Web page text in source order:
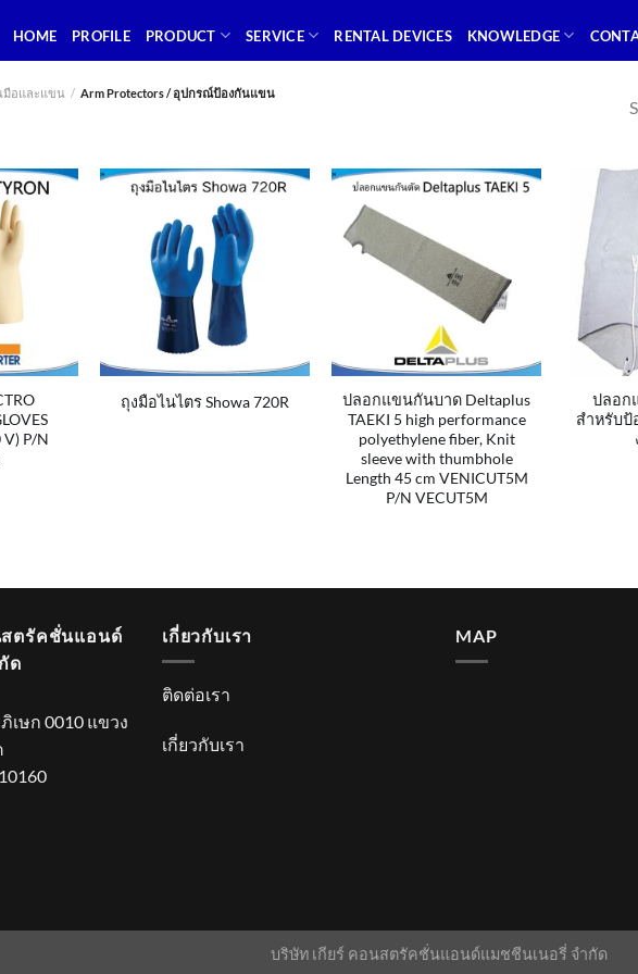
HOME PROFILE PRODUCT SERVICE RENTAL DEVICES KNOWLEDGE
มือและแขน / Arm Protectors / อุปกรณ์ป้องกันแขน
V) P/N
ถุงมือไนไตร Showa 720R
ปลอกแขนกันบาด Deltaplus
TAEKI 5 high performance
polyethylene fiber, Knit
sleeve with thumbhole
Length 45 cm VENICUT5M
P/N VECUT5M
ปลอก
สำหรับป้
สตรัคชั่นแอนด์
ด
ษก 0010 แขวง
เกี่ยวกับเรา
ติดต่อเรา
เกี่ยวกับเรา
MAP
บริษัท เกียร์ คอนสตรัคชั่นแอนด์แมชชีนเนอรี่ จำกัด